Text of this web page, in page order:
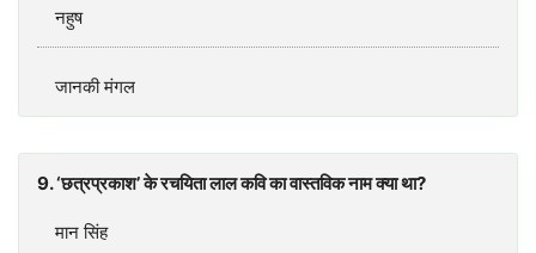
नहुष
जानकी मंगल
9. ‘छत्रप्रकाश’ के रचयिता लाल कवि का वास्तविक नाम क्या था?
मान सिंह